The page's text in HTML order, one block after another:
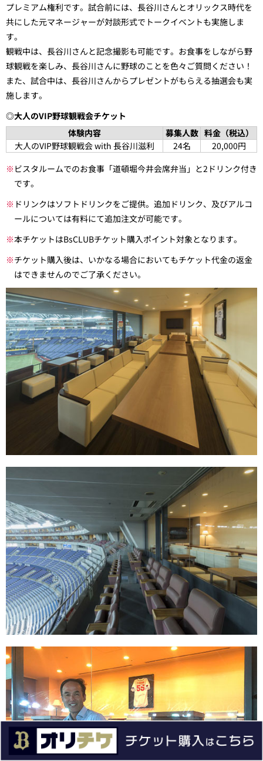
プレミアム権利です。試合前には、長谷川さんとオリックス時代を
共にした元マネージャーが対談形式でトークイベントも実施しま
す。
観戦中は、長谷川さんと記念撮影も可能です。お食事をしながら野
球観戦を楽しみ、長谷川さんに野球のことを色々ご質問ください！
また、試合中は、長谷川さんからプレゼントがもらえる抽選会も実
施します。
◎大人のVIP野球観戦会チケット
体験内容
募集人数 料金（税込）
大人のVIP野球観戦会 with 長谷川滋利
24名
20,000円
※ ビスタルームでのお食事「道頓堀今井会席弁当」と2ドリンク付き
です。
※ ドリンクはソフトドリンクをご提供。追加ドリンク、及びアルコ
ールについては有料にて追加注文が可能です。
※本チケットはBsCLUBチケット購入ポイント対象となります。
※チケット購入後は、いかなる場合においてもチケット代金の返金
はできませんのでご了承ください。